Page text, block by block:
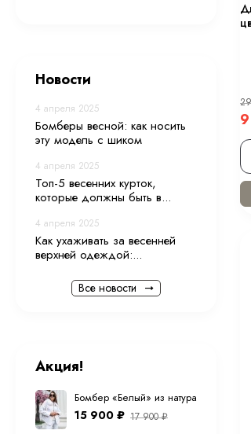
Новости
4 апреля 2025
Бомберы весной: как носить
эту модель с шиком
4 апреля 2025
Топ-5 весенних курток,
которые должны быть в...
4 апреля 2025
Как ухаживать за весенней
верхней одеждой:...
Все новости
Акция!
Бомбер «Белый» из натуральной
15 900 ₽ 17 900₽